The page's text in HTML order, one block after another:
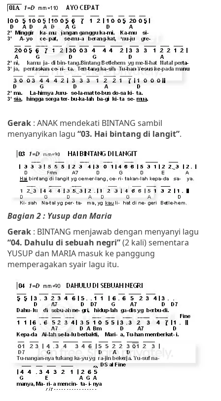
Gerak : ANAK mendekati BINTANG sambil
menyanyikan lagu “03. Hai bintang di langit”.
Bagian 2 : Yusup dan Maria
Gerak : BINTANG menjawab dengan menyanyi lagu
“04. Dahulu di sebuah negri”(2 kali) sementara
YUSUP dan MARIA masuk ke panggung
memperagakan syair lagu itu.